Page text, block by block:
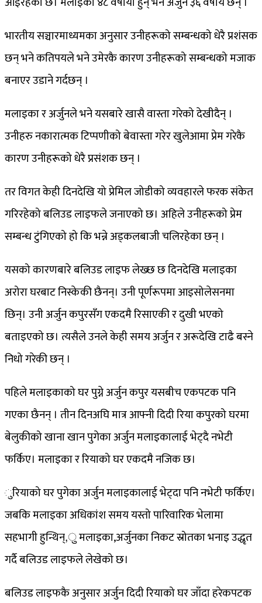
भारतीय सञ्चारमाध्यमका अनुसार उनीहरूको सम्बन्धको धेरै प्रशंसक
छन् भने कतिपयले भने उमेरकै कारण उनीहरूको सम्बन्धको मजाक
बनाएर उडाने गर्दछन् ।
मलाइका र अर्जुनले भने यसबारे खासै वास्ता गरेको देखीदैन् ।
उनीहरु नकारात्मक टिप्पणीको बेवास्ता गरेर खुलेआमा प्रेम गरेकै
कारण उनीहरूको धेरै प्रसंशक छन् ।
तर विगत केही दिनदेखि यो प्रेमिल जोडीको व्यवहारले फरक संकेत
गरिरहेको बलिउड लाइफले जनाएको छ। अहिले उनीहरूको प्रेम
सम्बन्ध टुंगिएको हो कि भन्ने अड्कलबाजी चलिरहेका छन् ।
यसको कारणबारे बलिउड लाइफ लेख्छ छ दिनदेखि मलाइका
अरोरा घरबाट निस्केकी छैनन्। उनी पूर्णरूपमा आइसोलेसनमा
छिन्। उनी अर्जुन कपुरसँग एकदमै रिसाएकी र दुखी भएको
बताइएको छ। त्यसैले उनले केही समय अर्जुन र अरूदेखि टाढै बस्ने
निधो गरेकी छन् ।
पहिले मलाइकाको घर पुग्ने अर्जुन कपुर यसबीच एकपटक पनि
गएका छैनन् । तीन दिनअघि मात्र आफ्नी दिदी रिया कपुरको घरमा
बेलुकीको खाना खान पुगेका अर्जुन मलाइकालाई भेट्दै नभेटी
फर्किए। मलाइका र रियाको घर एकदमै नजिक छ।
ुरियाको घर पुगेका अर्जुन मलाइकालाई भेट्दा पनि नभेटी फर्किए।
जबकि मलाइका अधिकांश समय यस्तो पारिवारिक भेलामा
सहभागी हुन्थिन्,ु मलाइका,अर्जुनका निकट स्रोतका भनाइ उद्धृत
गर्दै बलिउड लाइफले लेखेको छ।
बलिउड लाइफकै अनुसार अर्जुन दिदी रियाको घर जाँदा हरेकपटक